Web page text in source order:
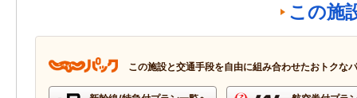
この施
この施設と交通手段を自由に組み合わせたおトクな